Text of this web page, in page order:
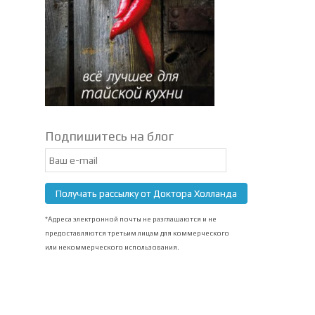
Подпишитесь на блог
Получать рассылку от Доктора Холланда
*Адреса электронной почты не разглашаются и не
предоставляются третьим лицам для коммерческого
или некоммерческого использования.